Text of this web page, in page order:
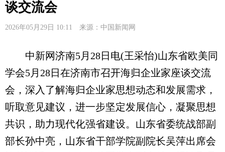
谈交流会
2026年05月29日 10:11 来源：中国新闻网
中新网济南5月28日电(王采怡)山东省欧美同
学会5月28日在济南市召开海归企业家座谈交流
会，深入了解海归企业家思想动态和发展需求，
听取意见建议，进一步坚定发展信心，凝聚思想
共识，助力现代化强省建设。山东省委统战部副
部长孙中亮，山东省干部学院副院长吴萍出席会